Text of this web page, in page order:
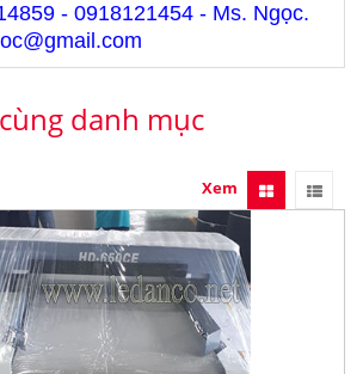
- 0918121454 - Ms. Ngọc.
danh mục
Xem